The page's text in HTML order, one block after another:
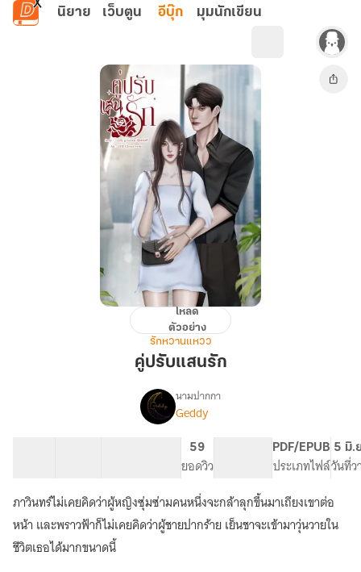
ข้ามไปยังเนื้อหาหลัก
นิยาย เว็บตูน อีบุ๊ก มุมนักเขียน
โหลด
ตัวอย่าง
รักหวานแหวว
คู่ปรับแสนรัก
เรื่อง
ปรับ
แสน
รัก
นามปากกา
Geddy
59
ยอดวิว
PDF/EPUB
ประเภทไฟล์
5 มิ.
วันที่ว
ภาวินทร์ไม่เคยคิดว่าผู้หญิงซุ่มซ่ามคนหนึ่งจะกล้าลุกขึ้นมาเถียงเขาต่อ
หน้า และพราวฟ้าก็ไม่เคยคิดว่าผู้ชายปากร้าย เย็นชาจะเข้ามาวุ่นวายใน
ชีวิตเธอได้มากขนาดนี้